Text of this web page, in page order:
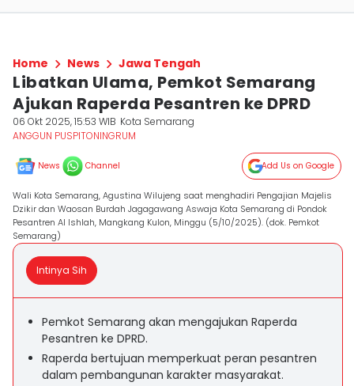
Home News Jawa Tengah
Libatkan Ulama, Pemkot Semarang
Ajukan Raperda Pesantren ke DPRD
06 Okt 2025, 15:53 WIB Kota Semarang
ANGGUN PUSPITONINGRUM
News Channel Add Us on Google
Wali Kota Semarang, Agustina Wilujeng saat menghadiri Pengajian Majelis
Dzikir dan Waosan Burdah Jagagawang Aswaja Kota Semarang di Pondok
Pesantren Al Ishlah, Mangkang Kulon, Minggu (5/10/2025). (dok. Pemkot
Semarang)
Intinya Sih
Pemkot Semarang akan mengajukan Raperda
Pesantren ke DPRD.
Raperda bertujuan memperkuat peran pesantren
dalam pembangunan karakter masyarakat.